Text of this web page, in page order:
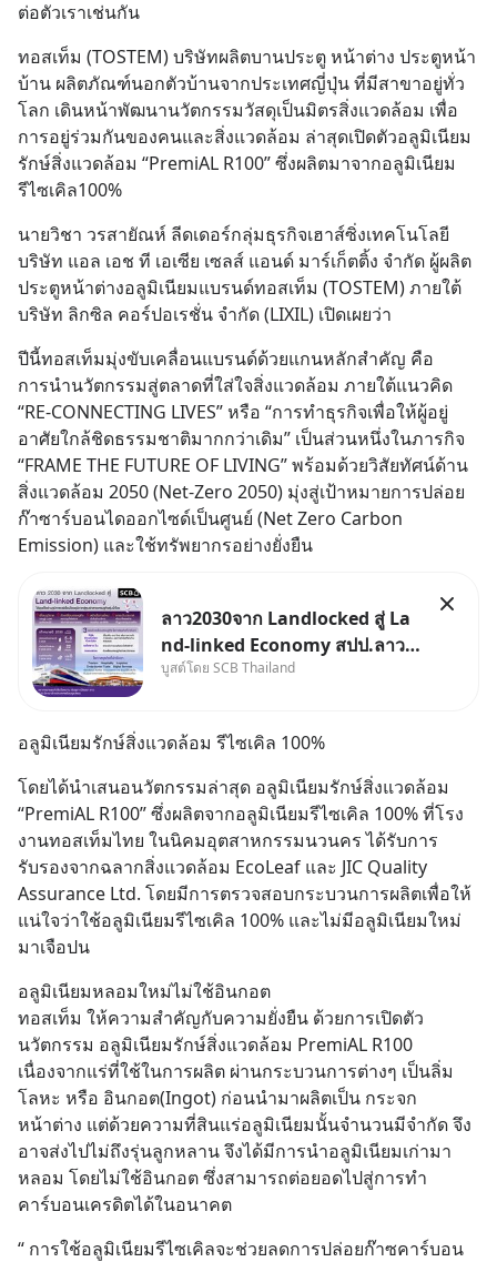
ต่อตัวเราเช่นกัน
ทอสเท็ม (TOSTEM) บริษัทผลิตบานประตู หน้าต่าง ประตูหน้า
บ้าน ผลิตภัณฑ์นอกตัวบ้านจากประเทศญี่ปุ่น ที่มีสาขาอยู่ทั่ว
โลก เดินหน้าพัฒนานวัตกรรมวัสดุเป็นมิตรสิ่งแวดล้อม เพื่อ
การอยู่ร่วมกันของคนและสิ่งแวดล้อม ล่าสุดเปิดตัวอลูมิเนียม
รักษ์สิ่งแวดล้อม “PremiAL R100” ซึ่งผลิตมาจากอลูมิเนียม
รีไซเคิล100%
นายวิชา วรสายัณห์ ลีดเดอร์กลุ่มธุรกิจเฮาส์ซิ่งเทคโนโลยี
บริษัท แอล เอช ที เอเซีย เซลส์ แอนด์ มาร์เก็ตติ้ง จำกัด ผู้ผลิต
ประตูหน้าต่างอลูมิเนียมแบรนด์ทอสเท็ม (TOSTEM) ภายใต้
บริษัท ลิกซิล คอร์ปอเรชั่น จำกัด (LIXIL) เปิดเผยว่า
ปีนี้ทอสเท็มมุ่งขับเคลื่อนแบรนด์ด้วยแกนหลักสำคัญ คือ
การนำนวัตกรรมสู่ตลาดที่ใส่ใจสิ่งแวดล้อม ภายใต้แนวคิด
“RE-CONNECTING LIVES” หรือ “การทำธุรกิจเพื่อให้ผู้อยู่
อาศัยใกล้ชิดธรรมชาติมากกว่าเดิม” เป็นส่วนหนึ่งในภารกิจ
“FRAME THE FUTURE OF LIVING” พร้อมด้วยวิสัยทัศน์ด้าน
สิ่งแวดล้อม 2050 (Net-Zero 2050) มุ่งสู่เป้าหมายการปล่อย
ก๊าซาร์บอนไดออกไซด์เป็นศูนย์ (Net Zero Carbon
Emission) และใช้ทรัพยากรอย่างยั่งยืน
ลาว2030จาก Landlocked สู่ La
nd-linked Economy สปป.ลาว
กำลังเปลี่ยนบทบาทจาก “ประเทศ
แม่น้ำโขง
บูสต์โดย SCB Thailand
อลูมิเนียมรักษ์สิ่งแวดล้อม รีไซเคิล 100%
โดยได้นำเสนอนวัตกรรมล่าสุด อลูมิเนียมรักษ์สิ่งแวดล้อม
“PremiAL R100” ซึ่งผลิตจากอลูมิเนียมรีไซเคิล 100% ที่โรง
งานทอสเท็มไทย ในนิคมอุตสาหกรรมนวนคร ได้รับการ
รับรองจากฉลากสิ่งแวดล้อม EcoLeaf และ JIC Quality
Assurance Ltd. โดยมีการตรวจสอบกระบวนการผลิตเพื่อให้
แน่ใจว่าใช้อลูมิเนียมรีไซเคิล 100% และไม่มีอลูมิเนียมใหม่
มาเจือปน
อลูมิเนียมหลอมใหม่ไม่ใช้อินกอต
ทอสเท็ม ให้ความสำคัญกับความยั่งยืน ด้วยการเปิดตัว
นวัตกรรม อลูมิเนียมรักษ์สิ่งแวดล้อม PremiAL R100
เนื่องจากแร่ที่ใช้ในการผลิต ผ่านกระบวนการต่างๆ เป็นลิ่ม
โลหะ หรือ อินกอต(Ingot) ก่อนนำมาผลิตเป็น กระจก
หน้าต่าง แต่ด้วยความที่สินแร่อลูมิเนียมนั้นจำนวนมีจำกัด จึง
อาจส่งไปไม่ถึงรุ่นลูกหลาน จึงได้มีการนำอลูมิเนียมเก่ามา
หลอม โดยไม่ใช้อินกอต ซึ่งสามารถต่อยอดไปสู่การทำ
คาร์บอนเครดิตได้ในอนาคต
“ การใช้อลูมิเนียมรีไซเคิลจะช่วยลดการปล่อยก๊าซคาร์บอน